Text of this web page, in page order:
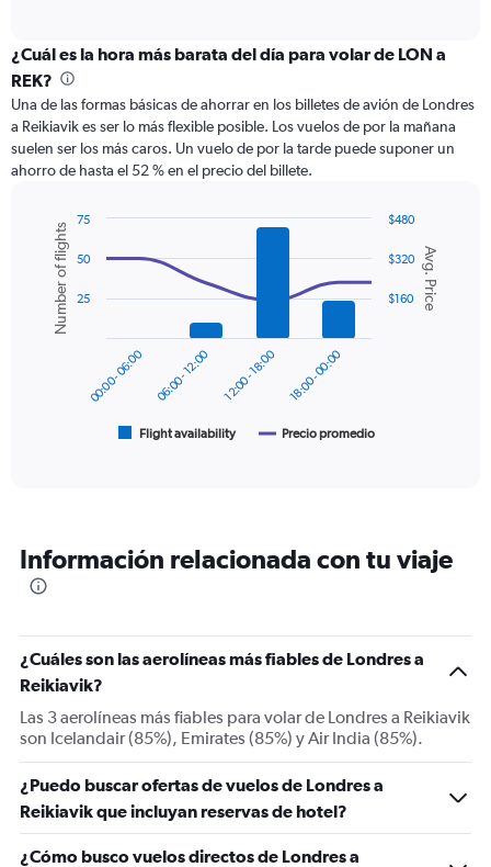
categories.
Range:
12
categories.
The
chart
has
axis
displaying
values.
Range:
¿Cuál es la hora más barata del día para volar de LON a
REK?
Una de las formas básicas de ahorrar en los billetes de avión de Londres
a Reikiavik es ser lo más flexible posible. Los vuelos de por la mañana
suelen ser los más caros. Un vuelo de por la tarde puede suponer un
ahorro de hasta el 52 % en el precio del billete.
Combination
chart
with
data
series.
6
categories.
The
has
2
Y
displaying
Avg.
Price
and
Number
of
flights.
Chart
graphic.
Avg. Price
Number of flights
Flight availability Precio promedio
00:00 - 06:00 06:00 - 12:00 12:00 - 18:00 18:00 - 00:00
$160
$320
$480
25
50
75
Información relacionada con tu viaje
¿Cuáles son las aerolíneas más fiables de Londres a
Reikiavik?
Las 3 aerolíneas más fiables para volar de Londres a Reikiavik
son Icelandair (85%), Emirates (85%) y Air India (85%).
¿Puedo buscar ofertas de vuelos de Londres a
Reikiavik que incluyan reservas de hotel?
¿Cómo busco vuelos directos de Londres a